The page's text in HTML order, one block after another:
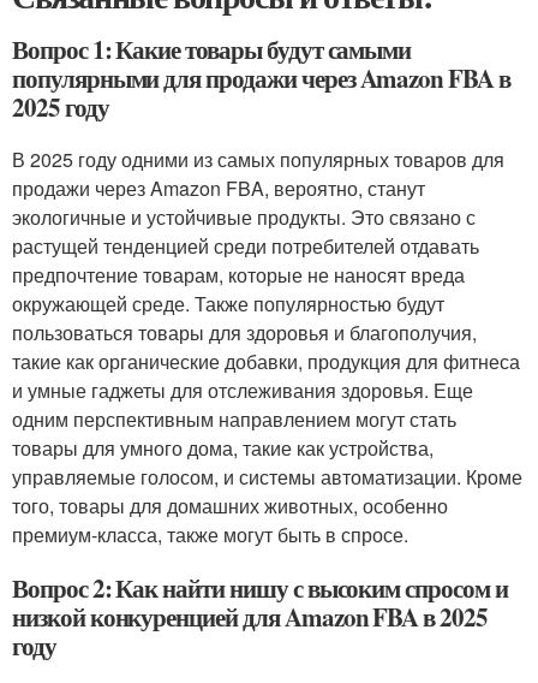
Вопрос 1: Какие товары будут самыми
популярными для продажи через Amazon FBA в
2025 году
В 2025 году одними из самых популярных товаров для
продажи через Amazon FBA, вероятно, станут
экологичные и устойчивые продукты. Это связано с
растущей тенденцией среди потребителей отдавать
предпочтение товарам, которые не наносят вреда
окружающей среде. Также популярностью будут
пользоваться товары для здоровья и благополучия,
такие как органические добавки, продукция для фитнеса
и умные гаджеты для отслеживания здоровья. Еще
одним перспективным направлением могут стать
товары для умного дома, такие как устройства,
управляемые голосом, и системы автоматизации. Кроме
того, товары для домашних животных, особенно
премиум-класса, также могут быть в спросе.
Вопрос 2: Как найти нишу с высоким спросом и
низкой конкуренцией для Amazon FBA в 2025
году